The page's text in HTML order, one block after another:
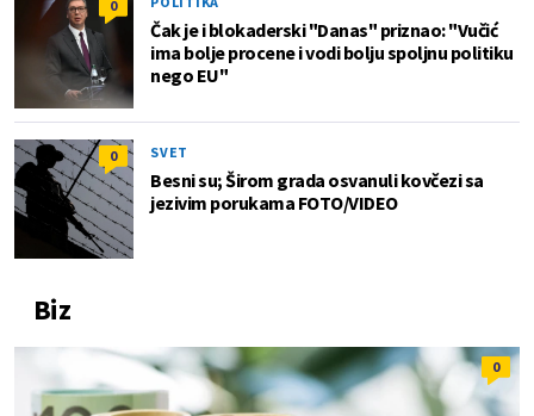
0
Čak je i blokaderski "Danas" priznao: "Vučić
ima bolje procene i vodi bolju spoljnu politiku
nego EU"
0 SVET
Besni su; Širom grada osvanuli kovčezi sa
jezivim porukama FOTO/VIDEO
Biz
0